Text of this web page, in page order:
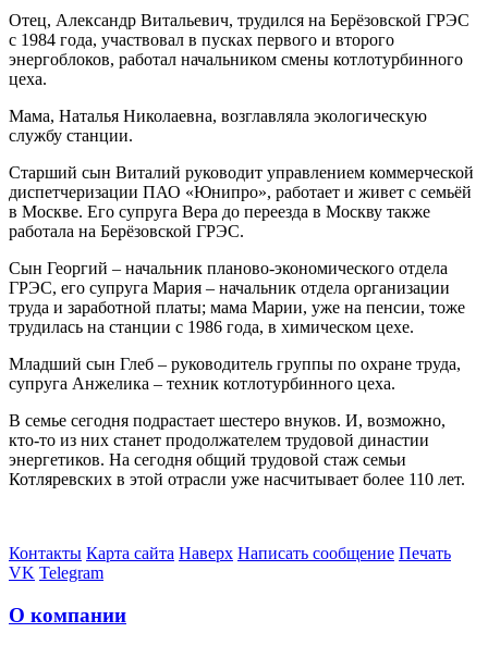
Отец, Александр Витальевич, трудился на Берёзовской ГРЭС
с 1984 года, участвовал в пусках первого и второго
энергоблоков, работал начальником смены котлотурбинного
цеха.
Мама, Наталья Николаевна, возглавляла экологическую
службу станции.
Старший сын Виталий руководит управлением коммерческой
диспетчеризации ПАО «Юнипро», работает и живет с семьёй
в Москве. Его супруга Вера до переезда в Москву также
работала на Берёзовской ГРЭС.
Сын Георгий – начальник планово-экономического отдела
ГРЭС, его супруга Мария – начальник отдела организации
труда и заработной платы; мама Марии, уже на пенсии, тоже
трудилась на станции с 1986 года, в химическом цехе.
Младший сын Глеб – руководитель группы по охране труда,
супруга Анжелика – техник котлотурбинного цеха.
В семье сегодня подрастает шестеро внуков. И, возможно,
кто-то из них станет продолжателем трудовой династии
энергетиков. На сегодня общий трудовой стаж семьи
Котляревских в этой отрасли уже насчитывает более 110 лет.
Контакты Карта сайта Наверх Написать сообщение Печать
VK Telegram
О компании